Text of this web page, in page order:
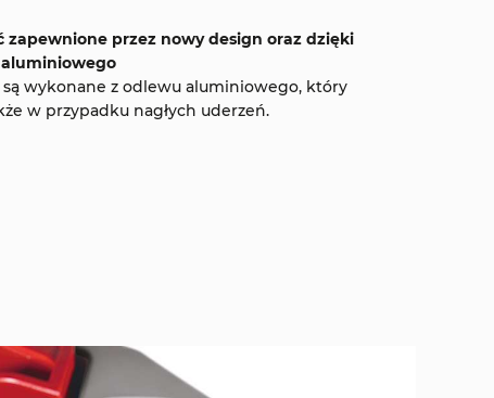
zapewnione przez nowy design oraz dzięki
są wykonane z odlewu aluminiowego, który
w przypadku nagłych uderzeń.